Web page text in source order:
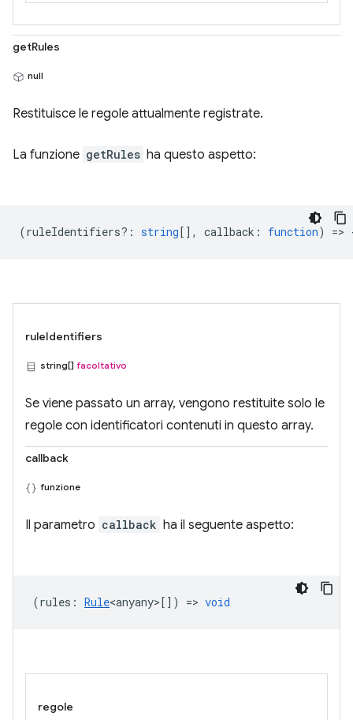
getRules
null
Restituisce le regole attualmente registrate.
La funzione getRules ha questo aspetto:
(ruleIdentifiers? : string [], callback : function)
ruleIdentifiers
string[] facoltativo
Se viene passato un array, vengono restituite solo le
regole con identificatori contenuti in questo array.
callback
funzione
Il parametro callback ha il seguente aspetto:
(rules : Rule<anyany> []) => void
regole